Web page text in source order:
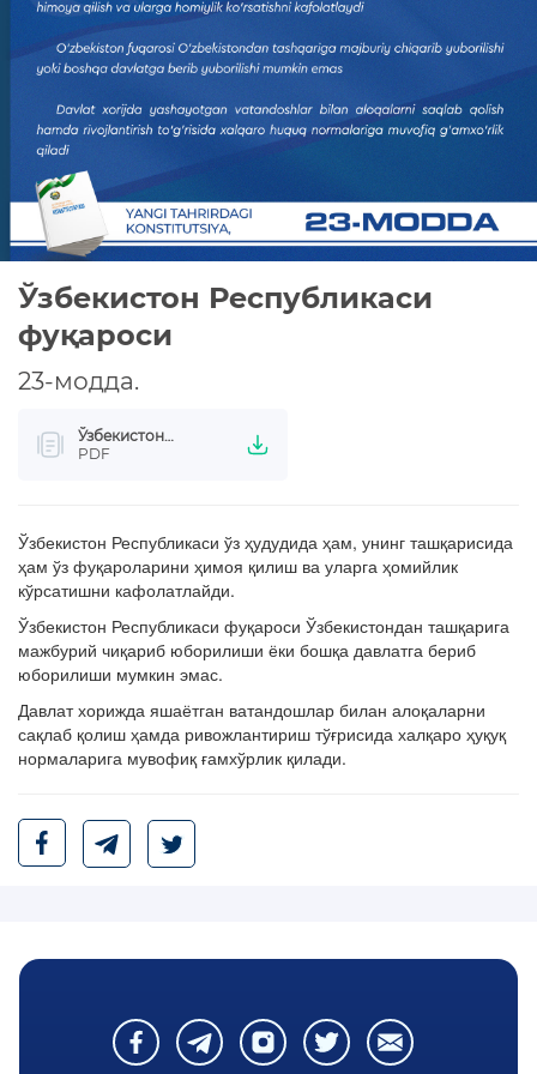
КОНСТИТУЦИЯВИЙ ЛУҒАТ
МАХФИЙЛИК СИЁСАТИ
Ўзбекистон Республикаси
фуқароси
23-модда.
Ўзбекистон
Республикаси
PDF
Ўзбекистон Республикаси ўз ҳудудида ҳам, унинг ташқарисида
ҳам ўз фуқароларини ҳимоя қилиш ва уларга ҳомийлик
кўрсатишни кафолатлайди.
Ўзбекистон Республикаси фуқароси Ўзбекистондан ташқарига
мажбурий чиқариб юборилиши ёки бошқа давлатга бериб
юборилиши мумкин эмас.
Давлат хорижда яшаётган ватандошлар билан алоқаларни
сақлаб қолиш ҳамда ривожлантириш тўғрисида халқаро ҳуқуқ
нормаларига мувофиқ ғамхўрлик қилади.